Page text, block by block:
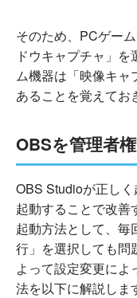
そのため、PCゲー
ドウキャプチャ」
ム機器は「映像キャ
あることを覚えてお
OBSを管理者
OBS Studioが正し
起動することで改善
起動方法として、毎
行」を選択しても問
よって設定変更に
法を以下に解説しま